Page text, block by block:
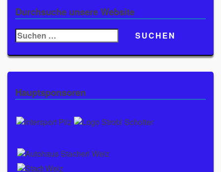
Durchsuche unsere Website
Suchen
nach:
Hauptsponsoren